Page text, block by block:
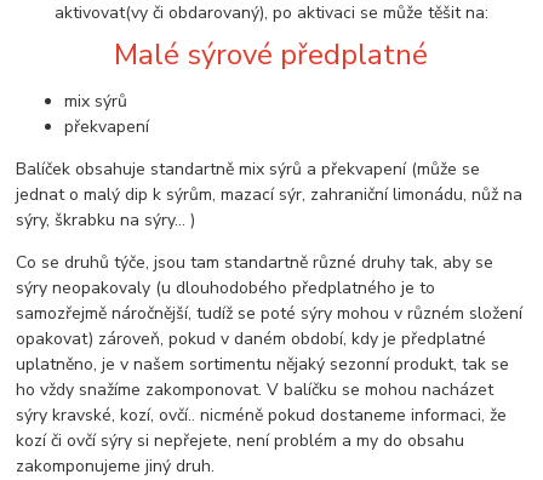
aktivovat(vy či obdarovaný), po aktivaci se může těšit na:
Malé sýrové předplatné
mix sýrů
překvapení
Balíček obsahuje standartně mix sýrů a překvapení (může se
jednat o malý dip k sýrům, mazací sýr, zahraniční limonádu, nůž na
sýry, škrabku na sýry… )
Co se druhů týče, jsou tam standartně různé druhy tak, aby se
sýry neopakovaly (u dlouhodobého předplatného je to
samozřejmě náročnější, tudíž se poté sýry mohou v různém složení
opakovat) zároveň, pokud v daném období, kdy je předplatné
uplatněno, je v našem sortimentu nějaký sezonní produkt, tak se
ho vždy snažíme zakomponovat. V balíčku se mohou nacházet
sýry kravské, kozí, ovčí.. nicméně pokud dostaneme informaci, že
kozí či ovčí sýry si nepřejete, není problém a my do obsahu
zakomponujeme jiný druh.